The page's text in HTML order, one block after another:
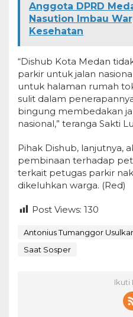
Anggota DPRD
Nasution Imbau
Kesehatan
“Dishub Kota Medan
parkir untuk jalan
untuk halaman rumah
sulit dalam
bingung membedakan
nasional,” teranga Sakti
Pihak Dishub, lanjutnya,
pembinaan terhadap
terkait petugas parkir
dikeluhkan warga. (Red)
Post Views: 130
Antonius Tumanggor
Saat Sosper
Ikuti